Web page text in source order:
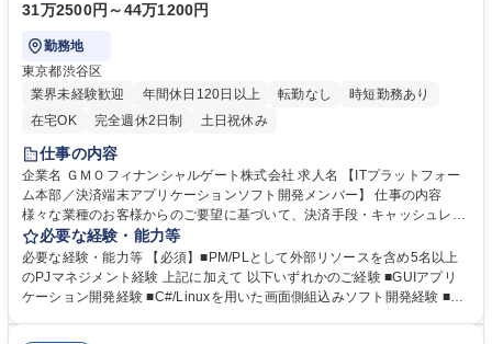
31万2500円～44万1200円
勤務地
東京都渋谷区
業界未経験歓迎
年間休日120日以上 転勤なし
時短勤務あり
在宅OK
完全週休2日制 土日祝休み
仕事の内容
企業名 ＧＭＯフィナンシャルゲート株式会社 求人名 【ITプラットフォー
ム本部／決済端末アプリケーションソフト開発メンバー】 仕事の内容
様々な業種のお客様からのご要望に基づいて、決済手段・キャッシュレス
端末の開発案件を御担当頂きます。開発は外部ベンダーに協力頂いてお
り、スキル・ご経験に応じて、主に上流工程に従事頂きます。 【具体的な
業務内容】(1)キャッシュレス端末そのものはパートナーであるメーカーか
ら提供頂いており、メーカーと協業のもと、複数の大型プロジェクト管理
必要な経験・能力等
必要な経験・能力等 【必須】■PM/PLとして外部リソースを含め5名以上
のPJマネジメント経験 上記に加えて 以下いずれかのご経験 ■GUIアプリ
ケーション開発経験 ■C#/Linuxを用いた画面側組込みソフト開発経験 ■An